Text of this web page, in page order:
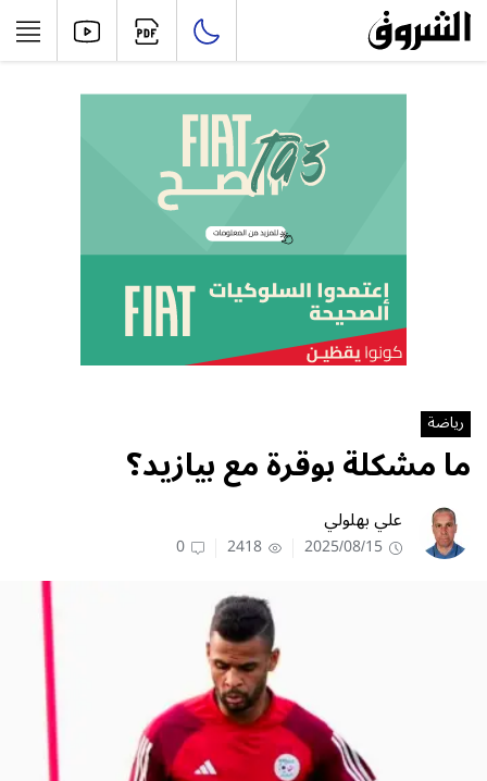
رياضة
ما مشكلة بوقرة مع بيازيد؟
علي بهلولي
2025/08/15
2418
0